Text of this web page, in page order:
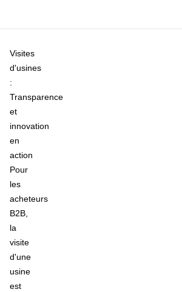
Visites
d'usines
:
Transparence
et
innovation
en
action
Pour
les
acheteurs
B2B,
la
visite
d'une
usine
est